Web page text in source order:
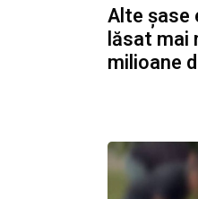
Alte șase
lăsat mai
milioane